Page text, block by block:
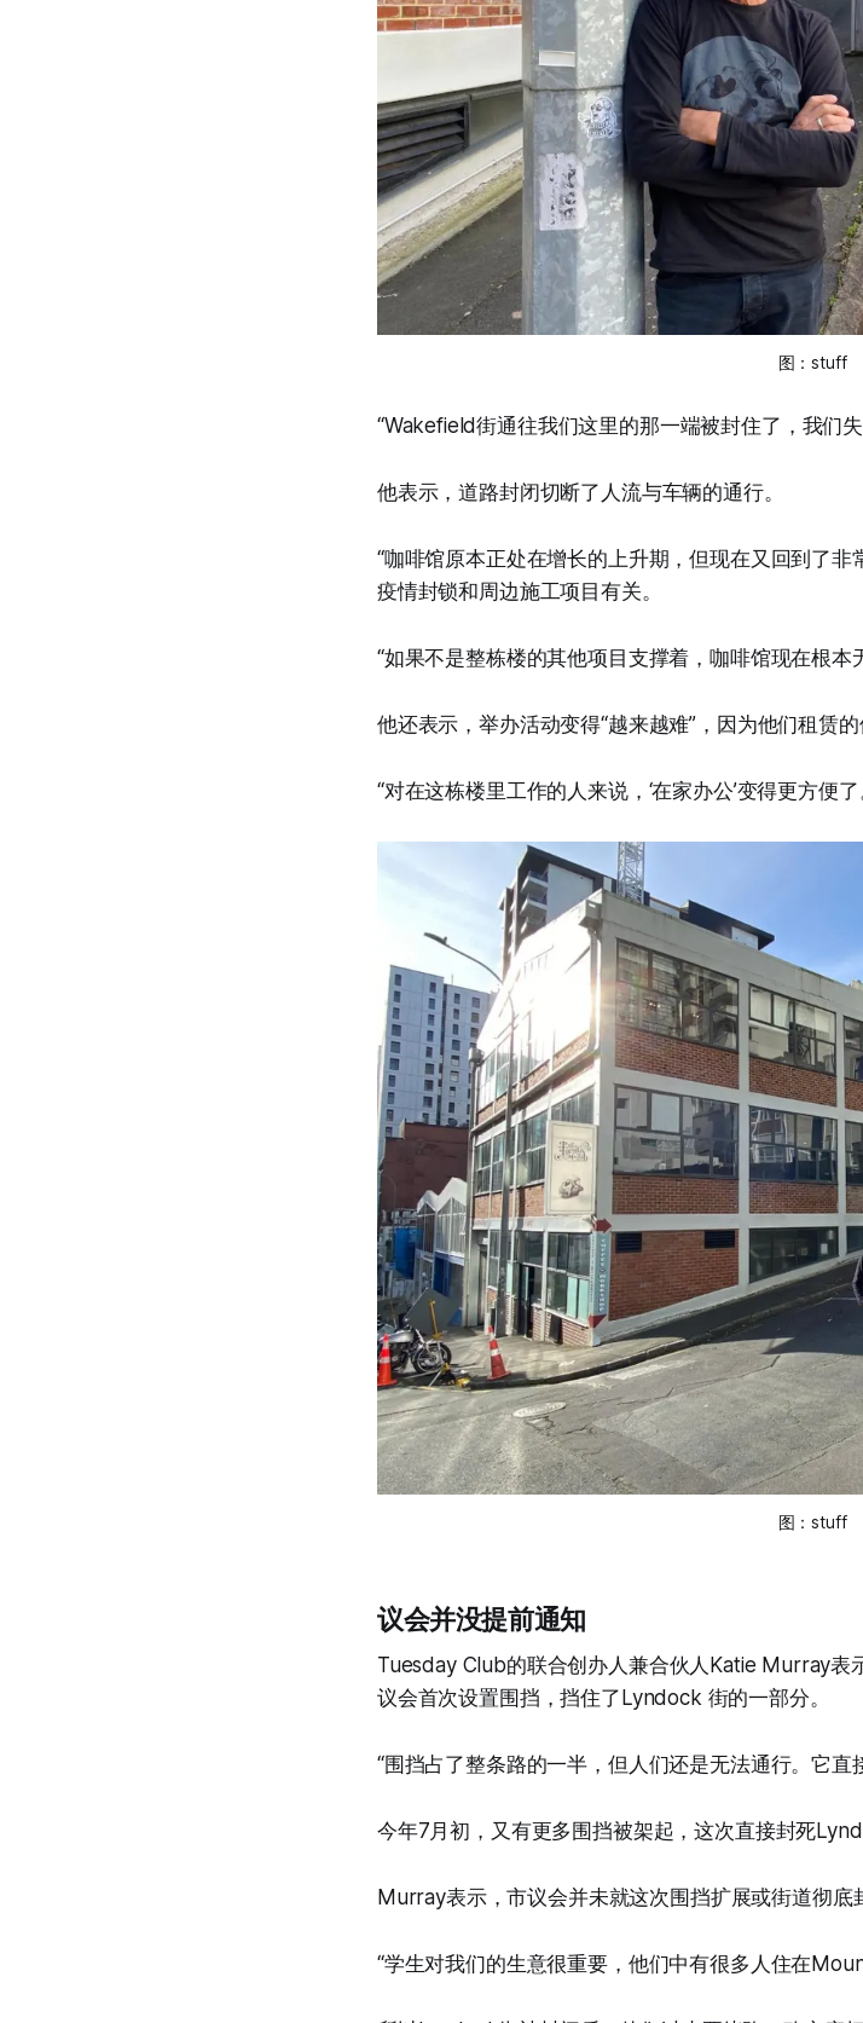
图：stuff
“Wakefield街通往我们这里的那一端被封住了，我们
他表示，道路封闭切断了人流与车辆的通行。
“咖啡馆原本正处在增长的上升期，但现在又回到了
疫情封锁和周边施工项目有关。
“如果不是整栋楼的其他项目支撑着，咖啡馆现在根本
他还表示，举办活动变得“越来越难”，因为他们租赁的
“对在这栋楼里工作的人来说，‘在家办公’变得更方便了
图：stuff
议会并没提前通知
Tuesday Club的联合创办人兼合伙人Katie Murray表
议会首次设置围挡，挡住了Lyndock 街的一部分。
“围挡占了整条路的一半，但人们还是无法通行。它直
今年7月初，又有更多围挡被架起，这次直接封死
Murray表示，市议会并未就这次围挡扩展或街道彻底
“学生对我们的生意很重要，他们中有很多人住在